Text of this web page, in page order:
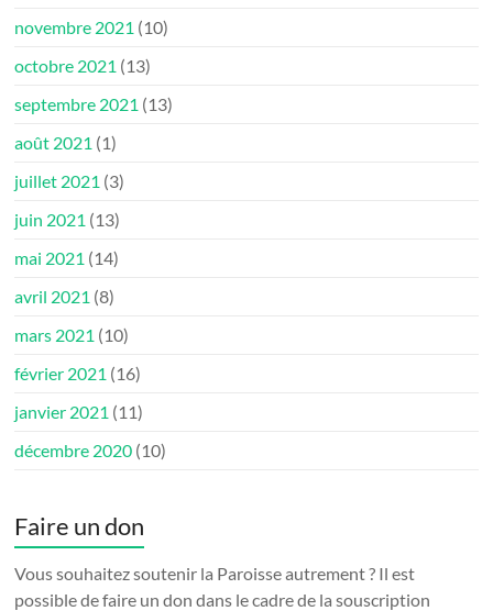
novembre 2021 (10)
octobre 2021 (13)
septembre 2021 (13)
août 2021 (1)
juillet 2021 (3)
juin 2021 (13)
mai 2021 (14)
avril 2021 (8)
mars 2021 (10)
février 2021 (16)
janvier 2021 (11)
décembre 2020 (10)
Faire un don
Vous souhaitez soutenir la Paroisse autrement ? Il est
possible de faire un don dans le cadre de la souscription